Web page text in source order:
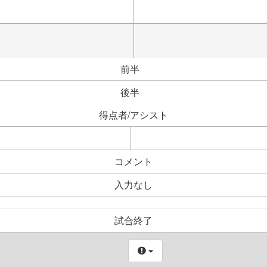
前半
後半
得点者/アシスト
コメント
入力なし
試合終了